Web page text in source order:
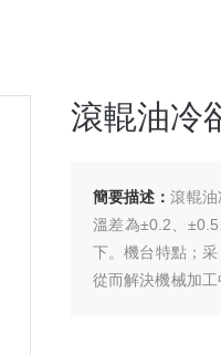
滾輥油冷
簡要描述：滾輥
溫差為±0.2、
下。機台特點；
從而解決機械加